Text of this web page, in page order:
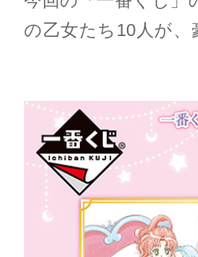
の乙女たち10人が